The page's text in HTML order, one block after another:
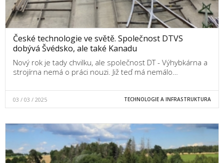
České technologie ve světě. Společnost DTVS
dobývá Švédsko, ale také Kanadu
Nový rok je tady chvilku, ale společnost DT - Výhybkárna a
strojírna nemá o práci nouzi. Již teď má nemálo…
03 / 03 / 2025 TECHNOLOGIE A INFRASTRUKTURA